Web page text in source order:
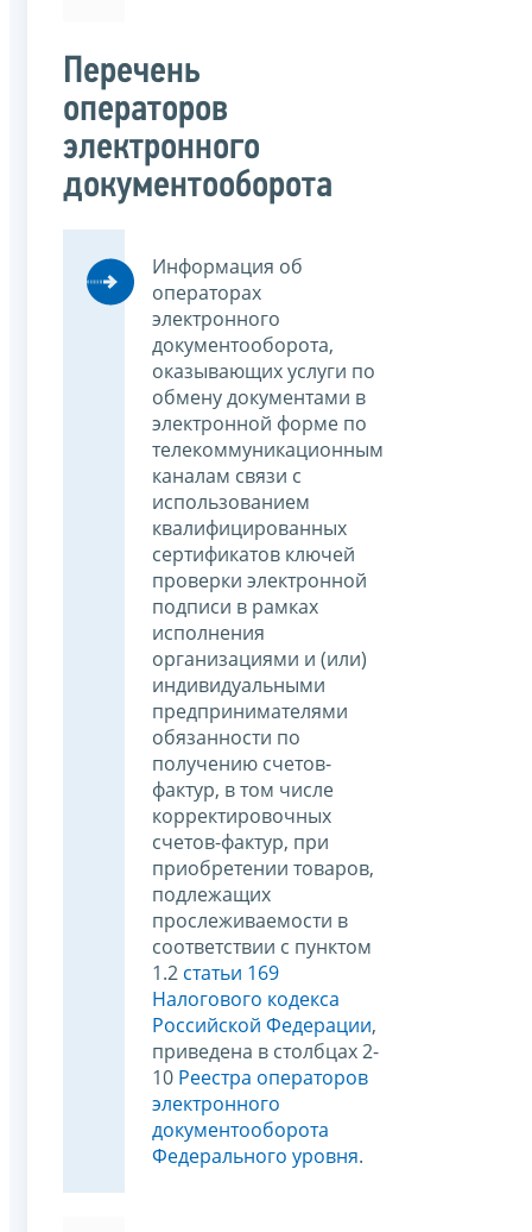
Перечень
операторов
электронного
документооборота
Информация об
операторах
электронного
документооборота,
оказывающих услуги по
обмену документами в
электронной форме по
телекоммуникационным
каналам связи с
использованием
квалифицированных
сертификатов ключей
проверки электронной
подписи в рамках
исполнения
организациями и (или)
индивидуальными
предпринимателями
обязанности по
получению счетов-
фактур, в том числе
корректировочных
счетов-фактур, при
приобретении товаров,
подлежащих
прослеживаемости в
соответствии с пунктом
1.2 статьи 169
Налогового кодекса
Российской Федерации,
приведена в столбцах 2-
10 Реестра операторов
электронного
документооборота
Федерального уровня.